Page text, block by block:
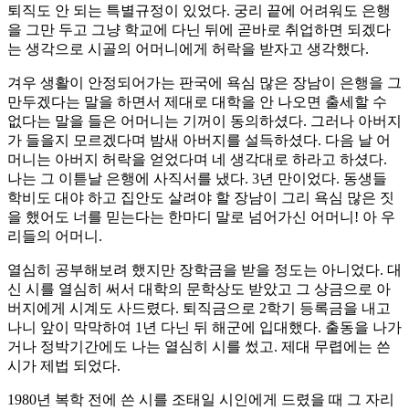
퇴직도 안 되는 특별규정이 있었다. 궁리 끝에 어려워도 은행
을 그만 두고 그냥 학교에 다닌 뒤에 곧바로 취업하면 되겠다
는 생각으로 시골의 어머니에게 허락을 받자고 생각했다.
겨우 생활이 안정되어가는 판국에 욕심 많은 장남이 은행을 그
만두겠다는 말을 하면서 제대로 대학을 안 나오면 출세할 수
없다는 말을 들은 어머니는 기꺼이 동의하셨다. 그러나 아버지
가 들을지 모르겠다며 밤새 아버지를 설득하셨다. 다음 날 어
머니는 아버지 허락을 얻었다며 네 생각대로 하라고 하셨다.
나는 그 이튿날 은행에 사직서를 냈다. 3년 만이었다. 동생들
학비도 대야 하고 집안도 살려야 할 장남이 그리 욕심 많은 짓
을 했어도 너를 믿는다는 한마디 말로 넘어가신 어머니! 아 우
리들의 어머니.
열심히 공부해보려 했지만 장학금을 받을 정도는 아니었다. 대
신 시를 열심히 써서 대학의 문학상도 받았고 그 상금으로 아
버지에게 시계도 사드렸다. 퇴직금으로 2학기 등록금을 내고
나니 앞이 막막하여 1년 다닌 뒤 해군에 입대했다. 출동을 나가
거나 정박기간에도 나는 열심히 시를 썼고. 제대 무렵에는 쓴
시가 제법 되었다.
1980년 복학 전에 쓴 시를 조태일 시인에게 드렸을 때 그 자리